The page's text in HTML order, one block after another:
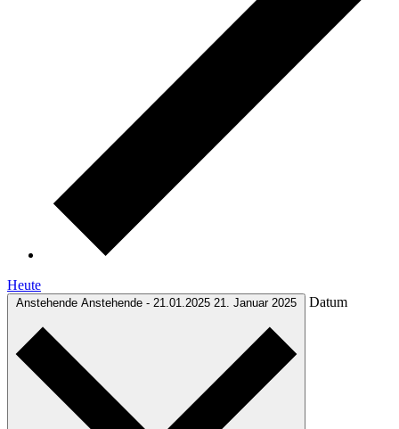
Heute
Anstehende Anstehende - 21.01.2025 21. Januar 2025 Datum